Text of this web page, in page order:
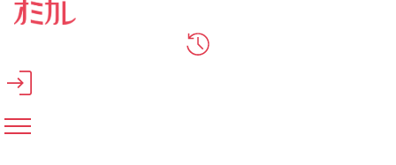
メインコンテンツへスキップ